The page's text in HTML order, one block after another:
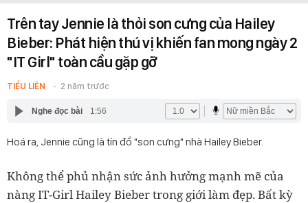
Trên tay Jennie là thỏi son cưng của Hailey
Bieber: Phát hiện thú vị khiến fan mong ngày 2
"IT Girl" toàn cầu gặp gỡ
TIỂU LIÊN 2 năm trước
Nghe đọc bài 1:56
Hoá ra, Jennie cũng là tín đồ "son cưng" nhà Hailey Bieber.
Không thể phủ nhận sức ảnh hưởng mạnh mẽ của
nàng IT-Girl Hailey Bieber trong giới làm đẹp. Bất kỳ